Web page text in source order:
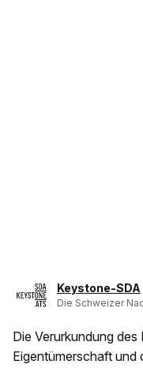
Keystone-SDA
Die Schweizer
Die Verurkundung
Eigentümerschaft